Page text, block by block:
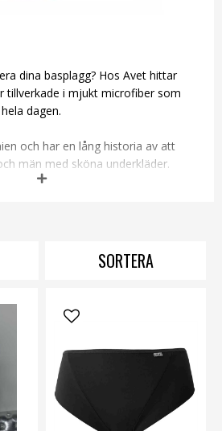
dina basplagg? Hos Avet hittar
tillverkade i mjukt microfiber som
dagen.
och har en lång historia av att
män med sköna underkläder.
två gånger per år för att följa de
få dina kvalitetstrosor snabbt
SORTERA